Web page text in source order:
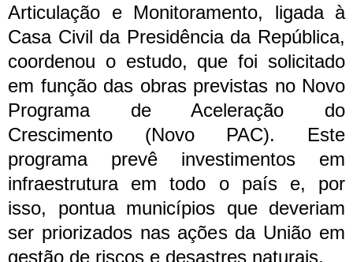
Articulação e Monitoramento, ligada à
Casa Civil da Presidência da República,
coordenou o estudo, que foi solicitado
em função das obras previstas no Novo
Programa de Aceleração do
Crescimento (Novo PAC). Este
programa prevê investimentos em
infraestrutura em todo o país e, por
isso, pontua municípios que deveriam
ser priorizados nas ações da União em
gestão de riscos e desastres naturais.